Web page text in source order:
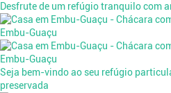
Desfrute de um refúgio tranquilo com
Seja bem-vindo ao seu refúgio
preservada